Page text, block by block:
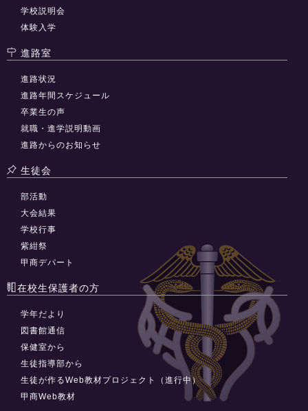
学校説明会
体験入学
進路室
進路状況
進路年間スケジュール
卒業生の声
就職・進学説明動画
進路からのお知らせ
生徒会
部活動
大会結果
学校行事
紫紺祭
甲商デパート
在校生保護者の方
学年だより
図書館通信
保健室から
生徒指導部から
生徒が作るWeb教材プロジェクト（進行中）
甲商Web教材